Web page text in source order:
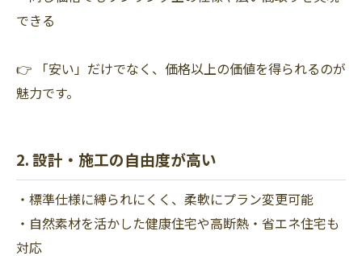
できる
👉 「安い」だけでなく、価格以上の価値を得られるのが
魅力です。
2. 設計・施工の自由度が高い
・標準仕様に縛られにくく、柔軟にプラン変更可能
・自然素材を活かした健康住宅や高断熱・省エネ住宅も
対応